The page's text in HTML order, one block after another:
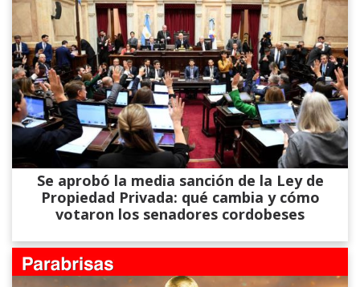
Se aprobó la media sanción de la Ley de
Propiedad Privada: qué cambia y cómo
votaron los senadores cordobeses